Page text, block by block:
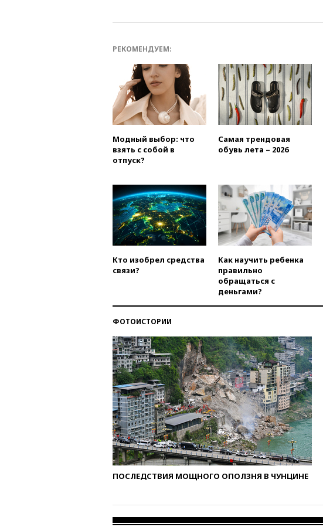
РЕКОМЕНДУЕМ:
Модный выбор: что
взять с собой в
отпуск?
Самая трендовая
обувь лета – 2026
Кто изобрел средства
связи?
Как научить ребенка
правильно
обращаться с
деньгами?
ФОТОИСТОРИИ
ПОСЛЕДСТВИЯ МОЩНОГО ОПОЛЗНЯ В ЧУНЦИНЕ